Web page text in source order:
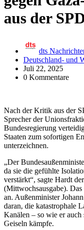
aus der
dts
Deutschland- und
Juli 22, 2025
0 Kommentare
Nach der Kritik aus der
Sprecher der
Bundesregierung
Staaten zum sofortigen
unterzeichnen.
„Der
da sie die gefühlte
verstärkt“, sagte Hardt
(Mittwochsausgabe). Das
an. Außenminister
daran, die katastrophale
Kanälen – so wie er
Geiseln kämpfe.